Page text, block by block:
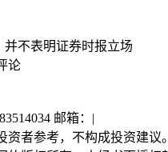
并不表明证券时报立场
论
邮箱： |
资者参考，不构成投资建议